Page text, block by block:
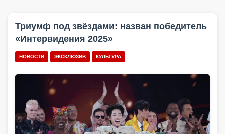
Триумф под звёздами: назван победитель
«Интервидения 2025»
НОВОСТИ ЭКСКЛЮЗИВ КУЛЬТУРА